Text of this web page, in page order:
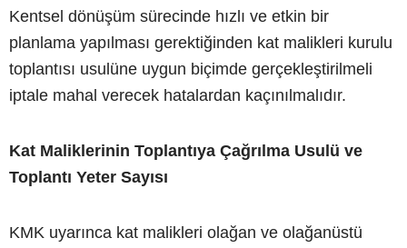
Kentsel dönüşüm sürecinde hızlı ve etkin bir
planlama yapılması gerektiğinden kat malikleri kurulu
toplantısı usulüne uygun biçimde gerçekleştirilmeli
iptale mahal verecek hatalardan kaçınılmalıdır.
Kat Maliklerinin Toplantıya Çağrılma Usulü ve
Toplantı Yeter Sayısı
KMK uyarınca kat malikleri olağan ve olağanüstü